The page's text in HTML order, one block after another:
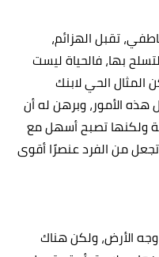
تقبل الهزائم،
بها، فالحياة ليست
الحي لابنك
الأمور، وبرهن له أن
ولكنها تصبح أسهل مع
من الفرد عنصرًا أقوى
الأرض، ولكن هناك